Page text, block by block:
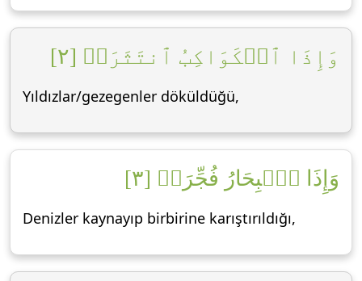
وَإِذَا ٱلۡكَوَاكِبُ ٱنتَثَرَتۡ [٢]
Yıldızlar/gezegenler döküldüğü,
وَإِذَا ٱلۡبِحَارُ فُجِّرَتۡ [٣]
Denizler kaynayıp birbirine karıştırıldığı,